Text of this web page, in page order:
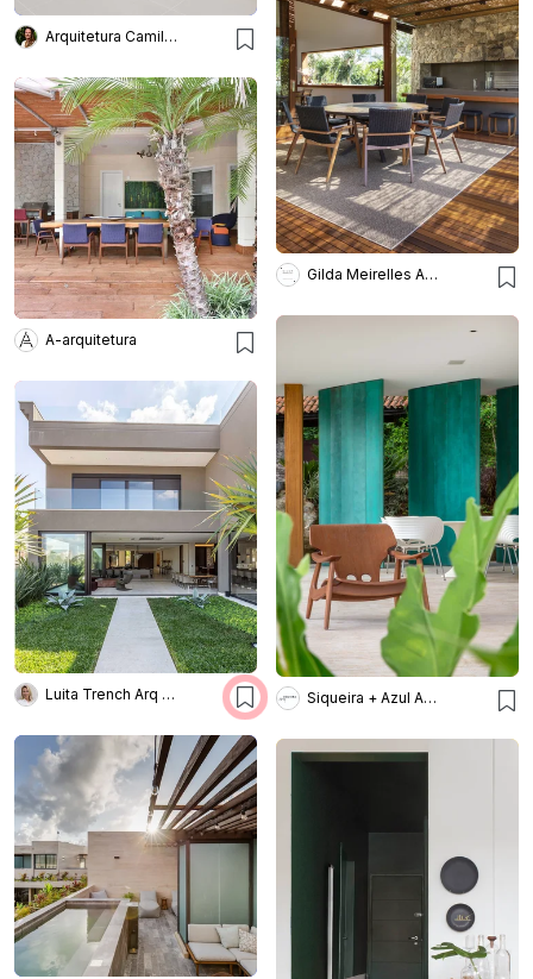
Arquitetura Camila Fleck
Gilda Meirelles Arquitetura
A-arquitetura
Siqueira + Azul Arquitetura
Luita Trench Arq & Interiores